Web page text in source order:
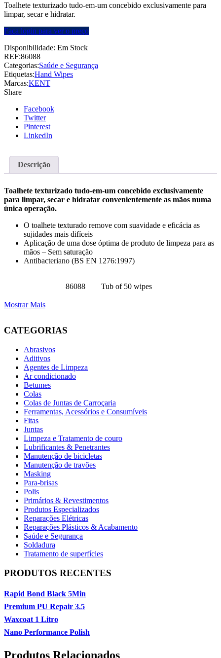
Toalhete texturizado tudo-em-um concebido exclusivamente para
limpar, secar e hidratar.
Faça login para ver o preço
Disponibilidade: Em Stock
REF:86088
Categorias:Saúde e Segurança
Etiquetas:Hand Wipes
Marcas:KENT
Share
Facebook
Twitter
Pinterest
LinkedIn
Descrição
Toalhete texturizado tudo-em-um concebido exclusivamente
para limpar, secar e hidratar convenientemente as mãos numa
única operação.
O toalhete texturado remove com suavidade e eficácia as
sujidades mais difíceis
Aplicação de uma dose óptima de produto de limpeza para as
mãos – Sem saturação
Antibacteriano (BS EN 1276:1997)
86088 Tub of 50 wipes
Mostrar Mais
CATEGORIAS
Abrasivos
Aditivos
Agentes de Limpeza
Ar condicionado
Betumes
Colas
Colas de Juntas de Carroçaria
Ferramentas, Acessórios e Consumíveis
Fitas
Juntas
Limpeza e Tratamento de couro
Lubrificantes & Penetrantes
Manutenção de bicicletas
Manutenção de travões
Masking
Para-brisas
Polis
Primários & Revestimentos
Produtos Especializados
Reparações Elétricas
Reparações Plásticos & Acabamento
Saúde e Segurança
Soldadura
Tratamento de superfícies
PRODUTOS RECENTES
Rapid Bond Black 5Min
Premium PU Repair 3.5
Waxcoat 1 Litro
Nano Performance Polish
Produtos Relacionados